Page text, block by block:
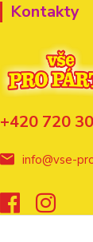
Kontakty
+420 720
info@vse-